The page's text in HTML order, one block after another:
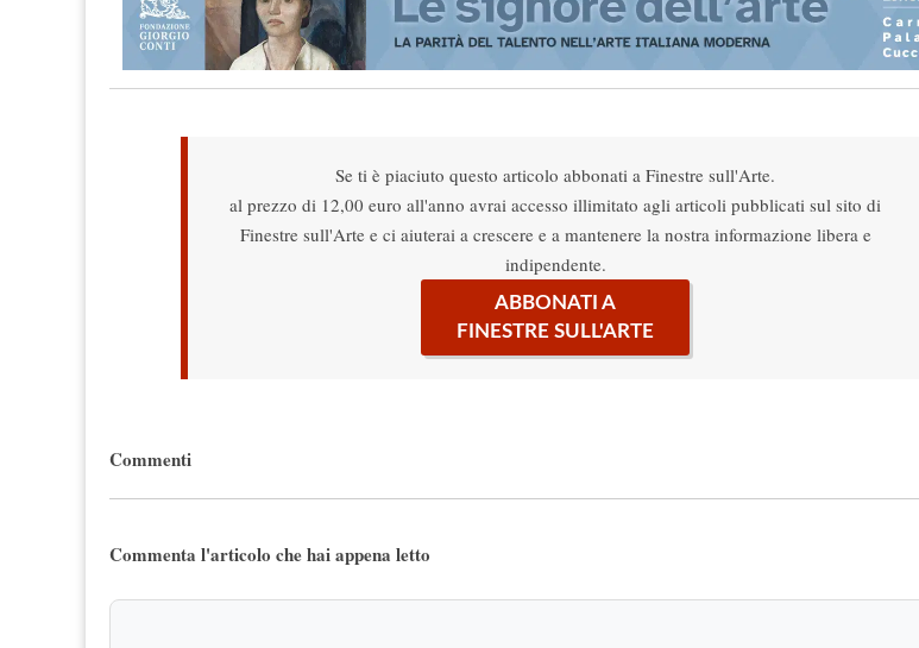
Se ti è piaciuto questo articolo abbonati a Finestre sull'Arte.
al prezzo di 12,00 euro all'anno avrai accesso illimitato agli articoli pubblicati sul sito di
Finestre sull'Arte e ci aiuterai a crescere e a mantenere la nostra informazione libera e
indipendente.
ABBONATI A
FINESTRE SULL'ARTE
Commenti
Commenta l'articolo che hai appena letto